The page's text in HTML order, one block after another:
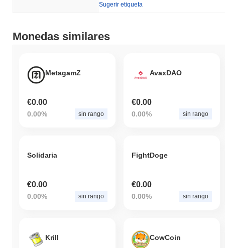
Sugerir etiqueta
Monedas similares
MetagamZ
€0.00
0.00% sin rango
AvaxDAO
€0.00
0.00% sin rango
Solidaria
€0.00
0.00% sin rango
FightDoge
€0.00
0.00% sin rango
Krill CowCoin